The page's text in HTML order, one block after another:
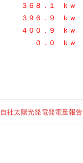
３６８．１ ｋｗ
３９６．９ ｋｗ
４００．９ ｋｗ
０．０ ｋｗ
自社太陽光発電発電量報告